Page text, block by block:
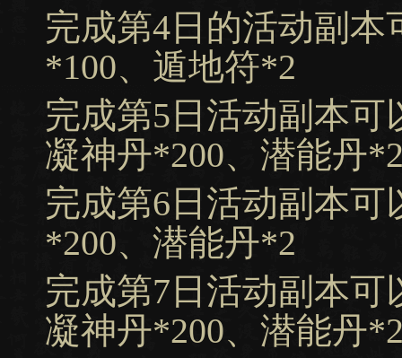
完成第4日的活动副
*100、遁地符*2
完成第5日活动副本
凝神丹*200、潜能丹
完成第6日活动副本
*200、潜能丹*2
完成第7日活动副本
凝神丹*200、潜能丹